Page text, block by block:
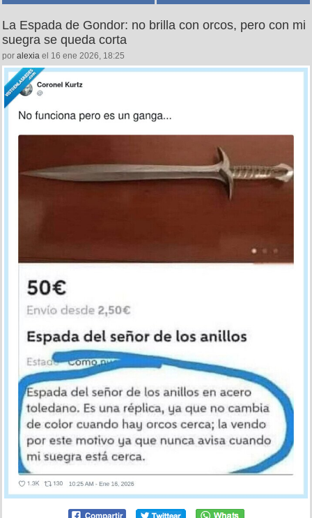
La Espada de Gondor: no brilla con orcos, pero con mi
suegra se queda corta
por alexia el 16 ene 2026, 18:25